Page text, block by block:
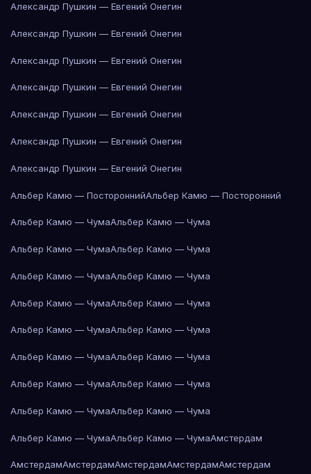
Александр Пушкин — Евгений Онегин
Александр Пушкин — Евгений Онегин
Александр Пушкин — Евгений Онегин
Александр Пушкин — Евгений Онегин
Александр Пушкин — Евгений Онегин
Александр Пушкин — Евгений Онегин
Александр Пушкин — Евгений Онегин
Альбер Камю — ПостороннийАльбер Камю — Посторонний
Альбер Камю — ЧумаАльбер Камю — Чума
Альбер Камю — ЧумаАльбер Камю — Чума
Альбер Камю — ЧумаАльбер Камю — Чума
Альбер Камю — ЧумаАльбер Камю — Чума
Альбер Камю — ЧумаАльбер Камю — Чума
Альбер Камю — ЧумаАльбер Камю — Чума
Альбер Камю — ЧумаАльбер Камю — Чума
Альбер Камю — ЧумаАльбер Камю — Чума
Альбер Камю — ЧумаАльбер Камю — ЧумаАмстердам
АмстердамАмстердамАмстердамАмстердамАмстердам